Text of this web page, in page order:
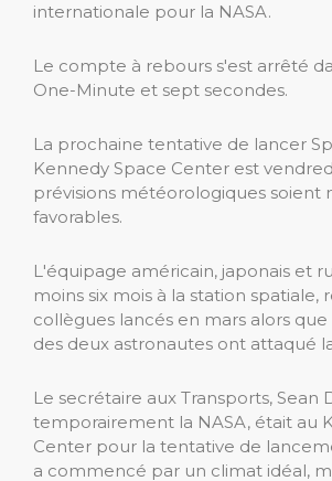
internationale pour la NASA.
Le compte à rebours s'est arrêté
One-Minute et sept secondes.
La prochaine tentative de lancer
Kennedy Space Center est
prévisions météorologiques soient
favorables.
L'équipage américain, japonais et
moins six mois à la station spatiale,
collègues lancés en mars alors
des deux astronautes ont attaqué
Le secrétaire aux Transports, Sean
temporairement la NASA, était au
Center pour la tentative de
a commencé par un climat idéal,